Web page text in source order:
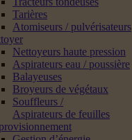
Tarières
Atomiseurs / pulvérisateurs
Nettoyeurs haute pression
Aspirateurs eau / poussière
Balayeuses
Broyeurs de végétaux
Souffleurs /
Aspirateurs de feuilles